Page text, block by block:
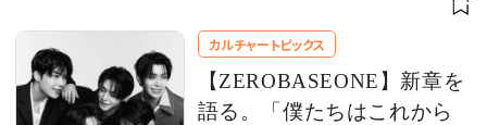
カルチャートピックス
【ZEROBASEONE】新章を
語る。「僕たちはこれから